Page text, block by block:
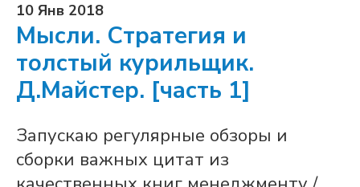
10 Янв 2018
Мысли. Стратегия и
толстый курильщик.
Д.Майстер. [часть 1]
Запускаю регулярные обзоры и
сборки важных цитат из